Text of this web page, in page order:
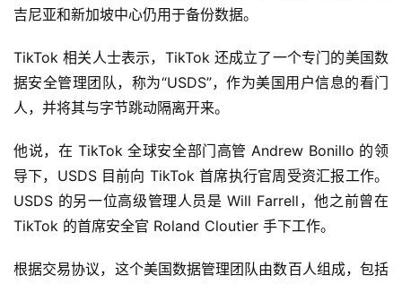
吉尼亚和新加坡中心仍用于备份数据。
TikTok 相关人士表示，TikTok 还成立了一个专门的美国数
据安全管理团队，称为“USDS”，作为美国用户信息的看门
人，并将其与字节跳动隔离开来。
他说，在 TikTok 全球安全部门高管 Andrew Bonillo 的领
导下，USDS 目前向 TikTok 首席执行官周受资汇报工作。
USDS 的另一位高级管理人员是 Will Farrell，他之前曾在
TikTok 的首席安全官 Roland Cloutier 手下工作。
根据交易协议，这个美国数据管理团队由数百人组成，包括